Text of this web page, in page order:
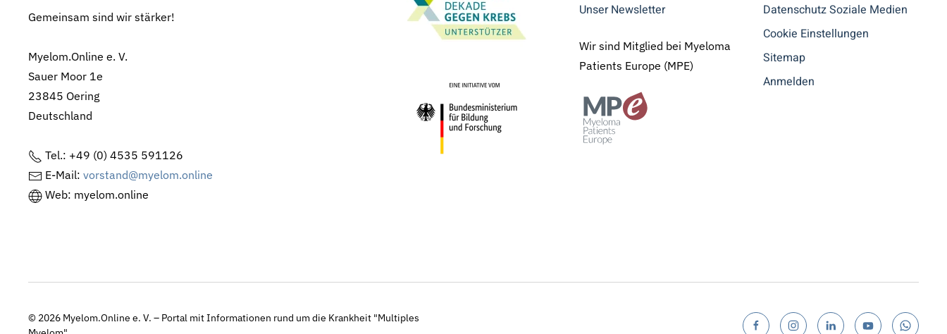
Gemeinsam sind wir stärker!
Myelom.Online e. V.
Sauer Moor 1e
23845 Oering
Deutschland
Tel.: +49 (0) 4535 591126
E-Mail: vorstand@myelom.online
Web: myelom.online
Unser Newsletter
Wir sind Mitglied bei Myeloma
Patients Europe (MPE)
Datenschutz Soziale Medien
Cookie Einstellungen
Sitemap
Anmelden
© 2026 Myelom.Online e. V. – Portal mit Informationen rund um die Krankheit "Multiples